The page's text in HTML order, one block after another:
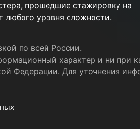
прошедшие стажировку на
любого уровня сложности.
по всей России.
характер и ни при
Федерации. Для уточнения